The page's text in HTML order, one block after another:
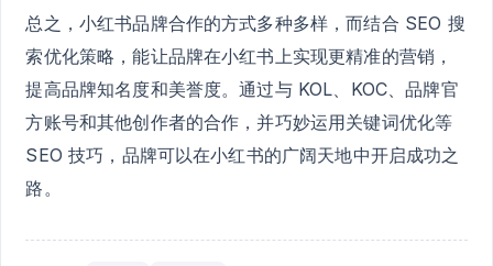
总之，小红书品牌合作的方式多种多样，而结合 SEO 搜
索优化策略，能让品牌在小红书上实现更精准的营销，
提高品牌知名度和美誉度。通过与 KOL、KOC、品牌官
方账号和其他创作者的合作，并巧妙运用关键词优化等
SEO 技巧，品牌可以在小红书的广阔天地中开启成功之
路。